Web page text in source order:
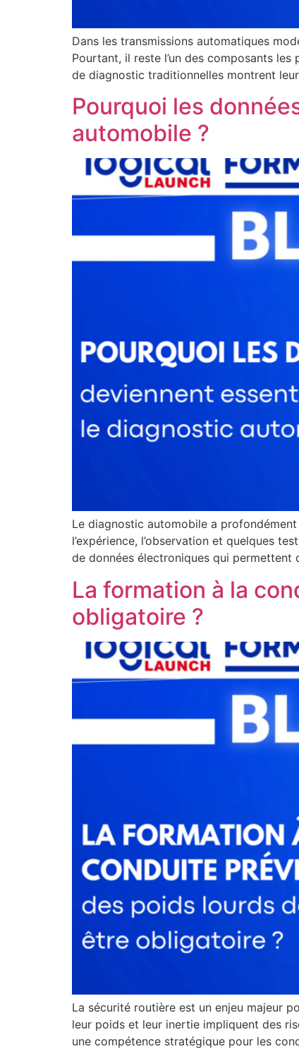
Dans les transmissions automatiques
Pourtant, il reste l’un des composants
de diagnostic traditionnelles montrent
Pourquoi les
automobile ?
Le diagnostic automobile a
l’expérience, l’observation et quelques
de données électroniques qui permettent
La formation à la
obligatoire ?
La sécurité routière est un enjeu majeur
leur poids et leur inertie impliquent des
une compétence stratégique pour les